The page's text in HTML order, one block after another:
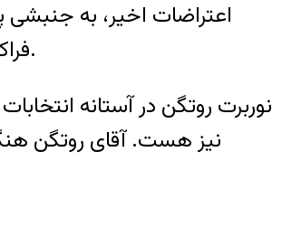
فراکسیون حزب دموکرات مسیحی آلمان، اعلام کرد که کفالت مصطفی نیلی وکیل زندانی ایرانی را به عهده گرفته است.
نوربرت روتگن در آستانه
نیز هست. آقای روتگن